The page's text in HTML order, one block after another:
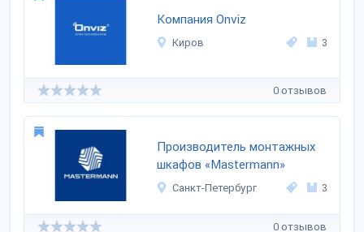
Компания Onviz
Киров 3
0 отзывов
Производитель монтажных
шкафов «Mastermann»
Санкт-Петербург 3
0 отзывов